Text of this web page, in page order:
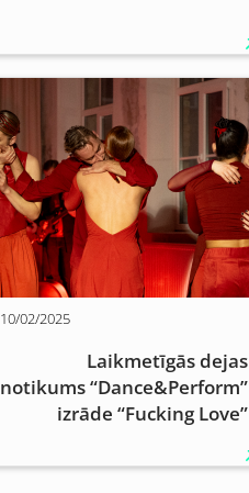
10/02/2025
Laikmetīgās dejas
notikums “Dance&Perform”
izrāde “Fucking Love”